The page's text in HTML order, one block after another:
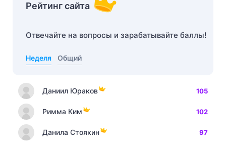
Рейтинг сайта
Отвечайте на вопросы и зарабатывайте баллы!
Неделя Общий
Даниил Юраков 105
Римма Ким 102
Данила Стоякин 97